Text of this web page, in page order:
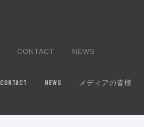
CONTACT NEWS メディアの皆様
CONTACT NEWS